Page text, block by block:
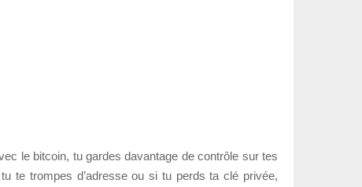
le bitcoin, tu gardes davantage de contrôle sur tes
te trompes d’adresse ou si tu perds ta clé privée,